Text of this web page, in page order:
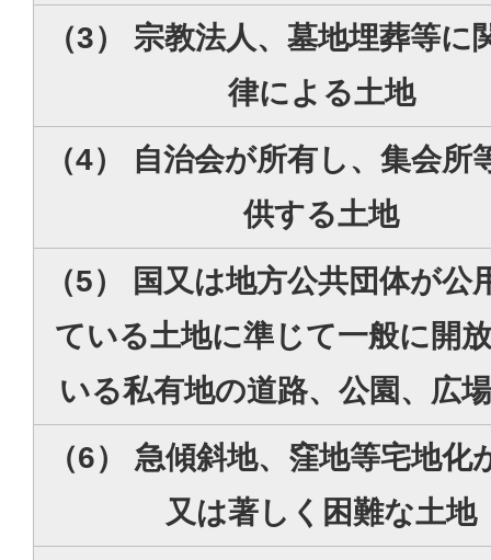
（3） 宗教法人、墓地埋葬等に
律による土地
（4） 自治会が所有し、集会所
供する土地
（5） 国又は地方公共団体が公
ている土地に準じて一般に開
いる私有地の道路、公園、広
（6） 急傾斜地、窪地等宅地化
又は著しく困難な土地